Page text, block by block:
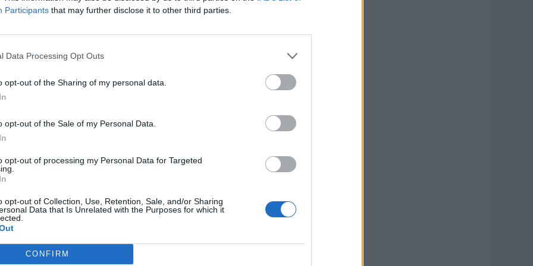
Participants that may further disclose it to other third parties.
Data Processing Opt Outs
opt-out of the Sharing of my personal data.
opt-out of the Sale of my Personal Data.
opt-out of processing my Personal Data for Targeted
opt-out of Collection, Use, Retention, Sale, and/or Sharing
Data that Is Unrelated with the Purposes for which it
CONFIRM
αεροδρόμιο, λιμάνι, τουρισμό. Αλήθειες
του ιδιοκτησία.
ένας να χτυπήσει την πόρτα μου για την
Ανώνυμες Εταιρείες είναι σε άλλο πεδίο
και αεροδρόμιο, με βιομηχανία και
ένας να ενδιαφερθεί; Είναι. Σε μία ομάδα
προπονητικό κέντρο πώς να επενδύσει
από το δημόσιο με 286.097 ευρώ για την
παραχώρησε το Περιφερειακό Εθνικό
του είναι απορίας άξιο. Γιατί να επενδύσει